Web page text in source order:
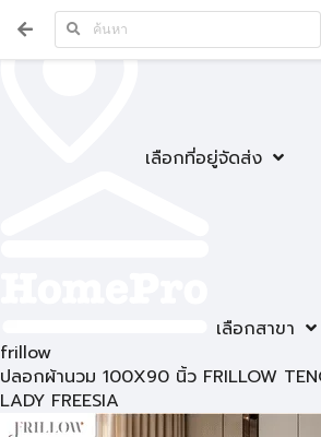
เลือกที่อยู่จัดส่ง
เลือกสาขา
frillow
ปลอกผ้านวม 100X90 นิ้ว FRILLOW
LADY FREESIA